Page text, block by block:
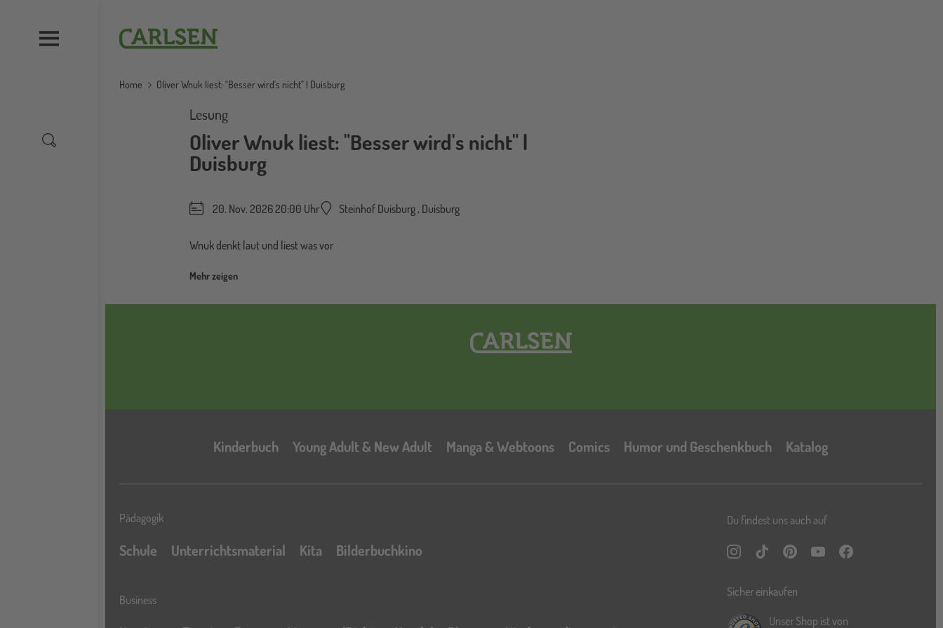
Carlsen
Home Oliver Wnuk liest: "Besser wird's nicht" | Duisburg
Lesung
Oliver Wnuk liest: "Besser wird's nicht" |
Duisburg
20. Nov. 2026 20:00 Uhr Steinhof Duisburg , Duisburg
Wnuk denkt laut und liest was vor
Mehr zeigen
Hauptnavigation
Kinderbuch Young Adult & New Adult Manga & Webtoons Comics Humor und Geschenkbuch Katalog
Katalog
Pädagogik
Schule Unterrichtsmaterial Kita Bilderbuchkino
Business
Du findest uns auch auf
Instagram
TikTokPinterestYouTubeFacebook
Sicher einkaufen
Unser Shop ist von